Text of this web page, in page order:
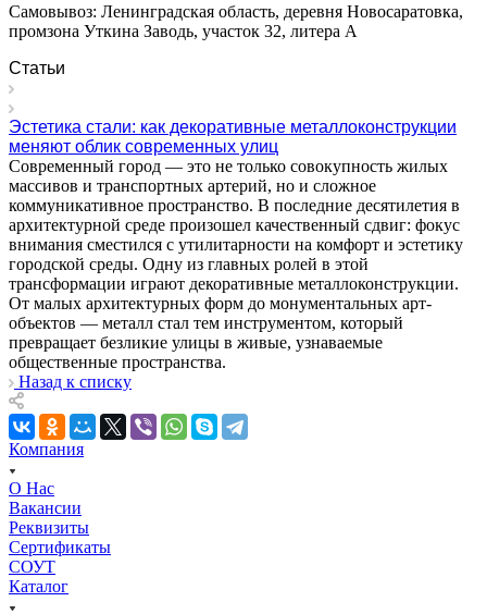
Самовывоз: Ленинградская область, деревня Новосаратовка,
промзона Уткина Заводь, участок 32, литера А
Статьи
Эстетика стали: как декоративные металлоконструкции
меняют облик современных улиц
Современный город — это не только совокупность жилых
массивов и транспортных артерий, но и сложное
коммуникативное пространство. В последние десятилетия в
архитектурной среде произошел качественный сдвиг: фокус
внимания сместился с утилитарности на комфорт и эстетику
городской среды. Одну из главных ролей в этой
трансформации играют декоративные металлоконструкции.
От малых архитектурных форм до монументальных арт-
объектов — металл стал тем инструментом, который
превращает безликие улицы в живые, узнаваемые
общественные пространства.
Назад к списку
Компания
О Нас
Вакансии
Реквизиты
Сертификаты
СОУТ
Каталог